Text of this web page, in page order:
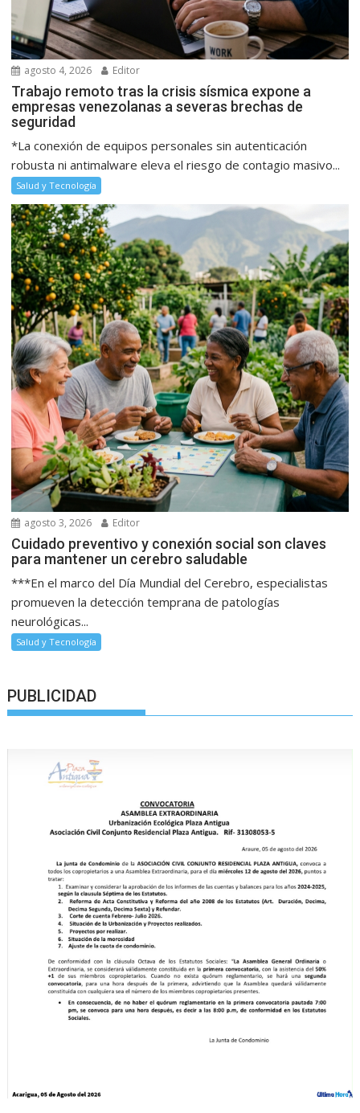
agosto 4, 2026 Editor
Trabajo remoto tras la crisis sísmica expone a
empresas venezolanas a severas brechas de
seguridad
*La conexión de equipos personales sin autenticación
robusta ni antimalware eleva el riesgo de contagio masivo...
Salud y Tecnología
agosto 3, 2026 Editor
Cuidado preventivo y conexión social son claves
para mantener un cerebro saludable
***En el marco del Día Mundial del Cerebro, especialistas
promueven la detección temprana de patologías
neurológicas...
Salud y Tecnología
PUBLICIDAD